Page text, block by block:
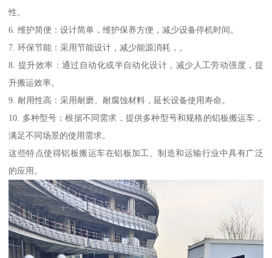
性。
6. 维护简便：设计简单，维护保养方便，减少设备停机时间。
7. 环保节能：采用节能设计，减少能源消耗，。
8. 提升效率：通过自动化或半自动化设计，减少人工劳动强度，提
升搬运效率。
9. 耐用性高：采用耐磨、耐腐蚀材料，延长设备使用寿命。
10. 多种型号：根据不同需求，提供多种型号和规格的铝板搬运车，
满足不同场景的使用需求。
这些特点使得铝板搬运车在铝板加工、制造和运输行业中具有广泛
的应用。